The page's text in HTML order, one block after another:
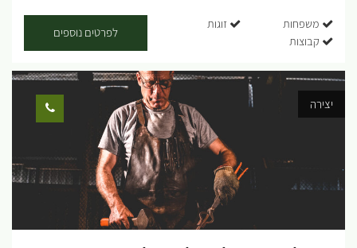
חומרים שונים ומגוונים מקרמה, פסיפס, רקמה, ציור מנדלות, הדפס על עץ,
עיצוב בנייר הסדנאות נבנות בהתאמה אישית לאחר שיח ותיאום מראש. אני
מאמינה שבכח היצירה האומנותית לאפשר לכל אחד מפגש אותנטי עם
האני העצמי שלו הסדנאות מיועדות לזוגות או לחבורה בסטודיו או מחוצה לו
(תלוי מזג אויר/ הנחיות קורונה ): *סדנאות זוגיות - מגבשות ומקרבות.
בסדנה מתרחשת פגישה זוגית בעולם שהוא מעבר למוכר לנו. מתאים מאוד
כמתנה זוגית *סדנאות משפחתיות/ חבורות - גיבוש וחוויה אותה תוכלו
לנצור לאורך שנים *סדנאות העצמה עבור קבוצות - בהן ניתן לשלב
דינמיקה קבוצתית (עד 10 אנשים בסטודיו עד 20 איש בחצר) -בכל סדנה
מוגש כיבוד קל -ניתן להזמין מראש סל פינוקים אוגוסט יוצא מהמסגרת
ואנחנו יוצאים מהשגרה חגיגות אוגוסט בסטודיו חודש של סדנאות, צבע,
משפחות
זוגות
קבוצות
לפרטים נוספים
יצירה